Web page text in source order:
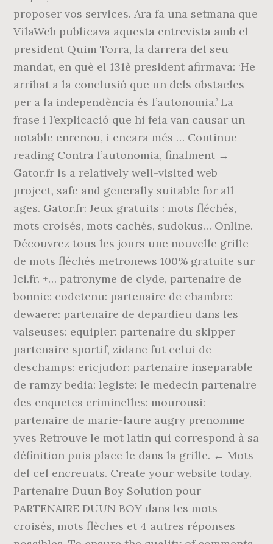
proposer vos services. Ara fa una setmana que
VilaWeb publicava aquesta entrevista amb el
president Quim Torra, la darrera del seu
mandat, en què el 131è president afirmava: ‘He
arribat a la conclusió que un dels obstacles
per a la independència és l’autonomia.’ La
frase i l’explicació que hi feia van causar un
notable enrenou, i encara més … Continue
reading Contra l’autonomia, finalment →
Gator.fr is a relatively well-visited web
project, safe and generally suitable for all
ages. Gator.fr: Jeux gratuits : mots fléchés,
mots croisés, mots cachés, sudokus… Online.
Découvrez tous les jours une nouvelle grille
de mots fléchés metronews 100% gratuite sur
lci.fr. +… patronyme de clyde, partenaire de
bonnie: codetenu: partenaire de chambre:
dewaere: partenaire de depardieu dans les
valseuses: equipier: partenaire du skipper
partenaire sportif, zidane fut celui de
deschamps: ericjudor: partenaire inseparable
de ramzy bedia: legiste: le medecin partenaire
des enquetes criminelles: mourousi:
partenaire de marie-laure augry prenomme
yves Retrouve le mot latin qui correspond à sa
définition puis place le dans la grille. ← Mots
del cel encreuats. Create your website today.
Partenaire Duun Boy Solution pour
PARTENAIRE DUUN BOY dans les mots
croisés, mots flèches et 4 autres réponses